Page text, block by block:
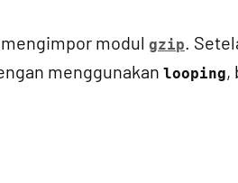
modul gzip.
menggunakan looping,